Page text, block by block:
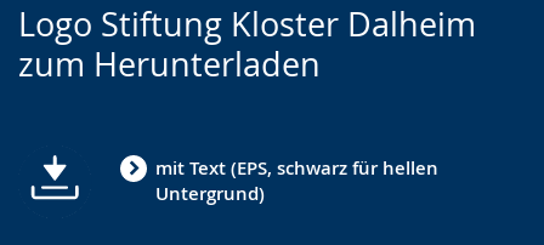
Logo Stiftung Kloster Dalheim
zum Herunterladen
Leichten
Sprache
Audio-
Unterstützung.
Video
in
wird
angezeigt.
mit Text (EPS, schwarz für hellen
Untergrund)